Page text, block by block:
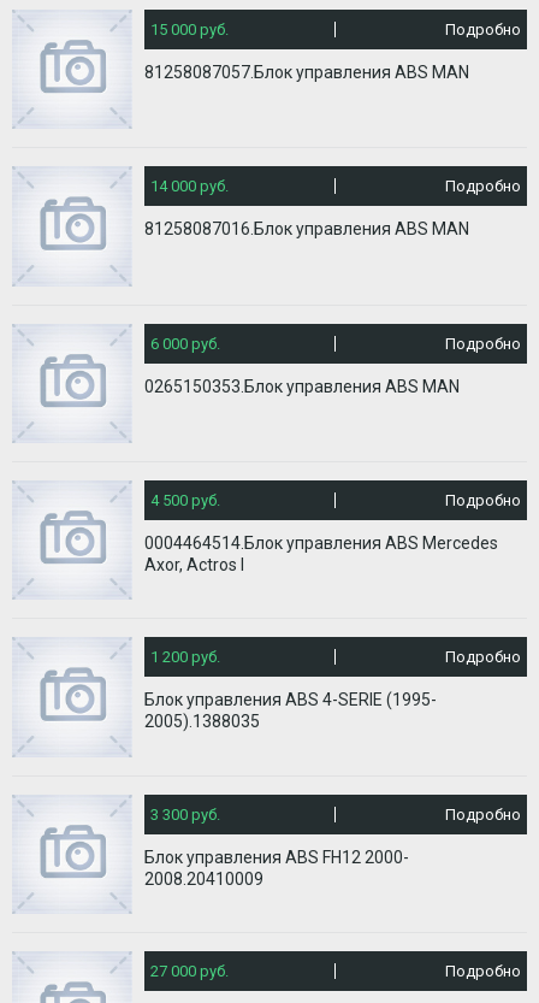
15 000 руб. Подробно
81258087057.Блок управления ABS MAN
14 000 руб. Подробно
81258087016.Блок управления ABS MAN
6 000 руб. Подробно
0265150353.Блок управления ABS MAN
4 500 руб. Подробно
0004464514.Блок управления ABS Mercedes
Axor, Actros I
1 200 руб. Подробно
Блок управления ABS 4-SERIE (1995-
2005).1388035
3 300 руб. Подробно
Блок управления ABS FH12 2000-
2008.20410009
27 000 руб. Подробно